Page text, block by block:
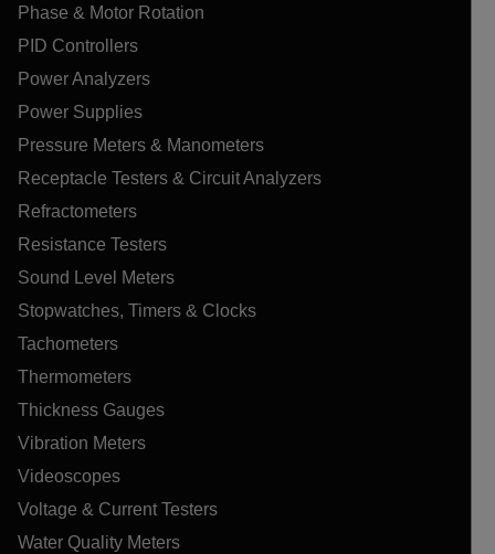
Phase & Motor Rotation
PID Controllers
Power Analyzers
Power Supplies
Pressure Meters & Manometers
Receptacle Testers & Circuit Analyzers
Refractometers
Resistance Testers
Sound Level Meters
Stopwatches, Timers & Clocks
Tachometers
Thermometers
Thickness Gauges
Vibration Meters
Videoscopes
Voltage & Current Testers
Water Quality Meters